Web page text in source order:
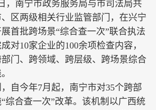
南宁市政务服务局与市司法局共
区两级相关行业监管部门，在兴宁
首批跨场景“综合查一次”联合执法
对10家企业的100余项检查内容，
门、跨领域、跨层级、跨场景综合
今年7月起，南宁市对35个跨部
综合查一次”改革。该机制以广西统